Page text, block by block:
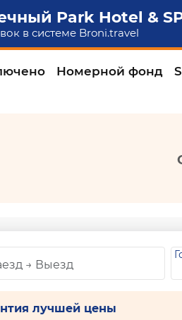
Park Hotel &
в системе Broni.travel
Номерной фонд
лучшей цены